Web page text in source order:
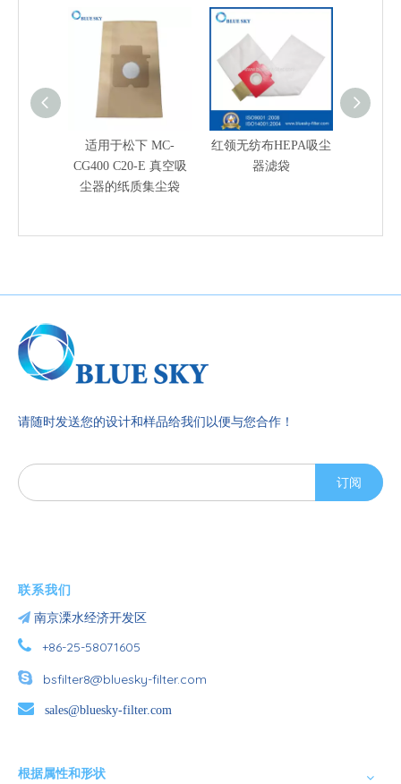
适用于松下 MC-
CG400 C20-E 真空吸
尘器的纸质集尘袋
红领无纺布HEPA吸尘
器滤袋
请随时发送您的设计和样品给我们以便与您合作！
订阅
联系我们
 南京溧水经济开发区
 +86-25-58071605

bsfilter8@bluesky-filter.com

sales@bluesky-filter.com
根据属性和形状